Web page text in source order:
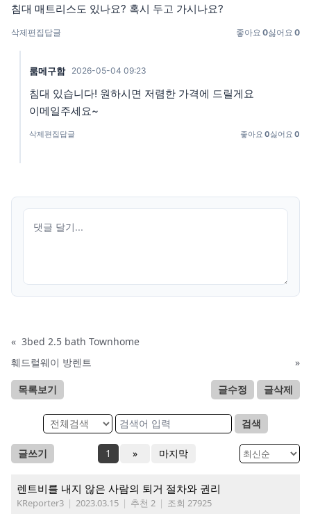
침대 매트리스도 있나요? 혹시 두고 가시나요?
삭제편집 답글 좋아요 0싫어요 0
룸메구함 2026-05-04 09:23
침대 있습니다! 원하시면 저렴한 가격에 드릴게요
이메일주세요~
삭제편집답글 좋아요 0싫어요 0
« 3bed 2.5 bath Townhome
훼드럴웨이 방렌트
»
목록보기 글수정 글삭제
검색
글쓰기 1 » 마지막
렌트비를 내지 않은 사람의 퇴거 절차와 권리
KReporter3 | 2023.03.15 | 추천 2 | 조회 27925